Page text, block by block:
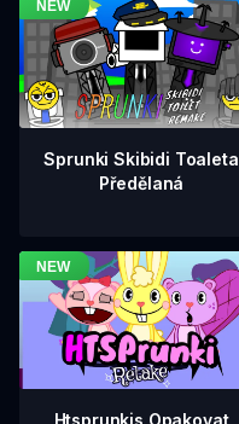
Sprunki Skibidi Toaleta
Předělaná
Htsprunkis Opakovat